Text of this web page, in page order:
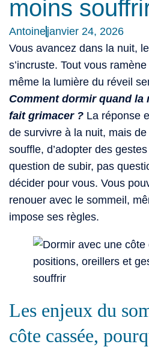
moins
Antoinejanvier 24, 2026
Vous avancez dans la nuit,
s’incruste. Tout vous
même la lumière du réveil
Comment dormir quand
fait grimacer ? La réponse
de survivre à la nuit, mais de
souffle, d’adopter des
question de subir, pas
décider pour vous. Vous
renouer avec le sommeil,
impose ses règles.
Les enjeux du
côte cassée,